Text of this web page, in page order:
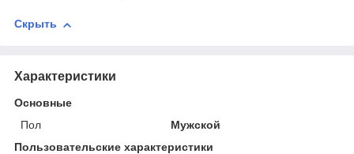
Скрыть
Характеристики
Основные
Пол
Мужской
Пользовательские характеристики